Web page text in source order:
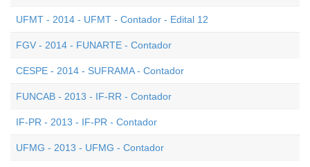
UFMT - 2014 - UFMT - Contador - Edital 12
FGV - 2014 - FUNARTE - Contador
CESPE - 2014 - SUFRAMA - Contador
FUNCAB - 2013 - IF-RR - Contador
IF-PR - 2013 - IF-PR - Contador
UFMG - 2013 - UFMG - Contador